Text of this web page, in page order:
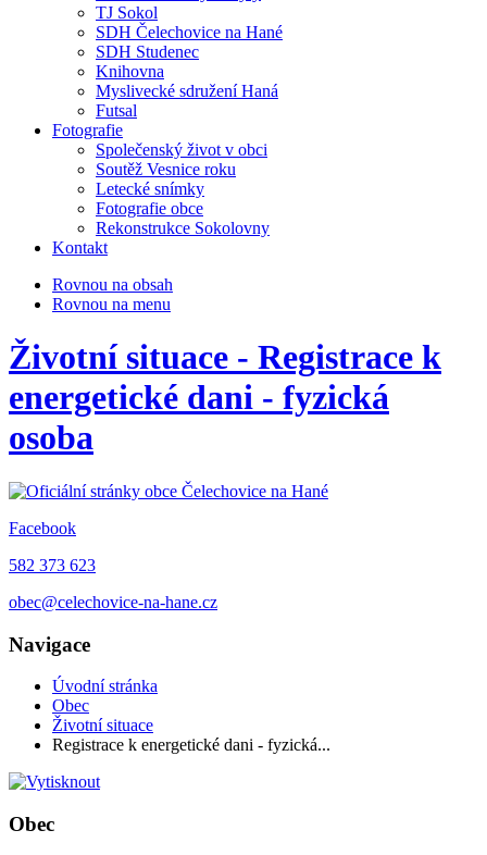
TJ Sokol
SDH Čelechovice na Hané
SDH Studenec
Knihovna
Myslivecké sdružení Haná
Futsal
Fotografie
Společenský život v obci
Soutěž Vesnice roku
Letecké snímky
Fotografie obce
Rekonstrukce Sokolovny
Kontakt
Rovnou na obsah
Rovnou na menu
Životní situace - Registrace k
energetické dani - fyzická
osoba
Facebook
582 373 623
obec@celechovice-na-hane.cz
Navigace
Úvodní stránka
Obec
Životní situace
Registrace k energetické dani - fyzická...
Obec